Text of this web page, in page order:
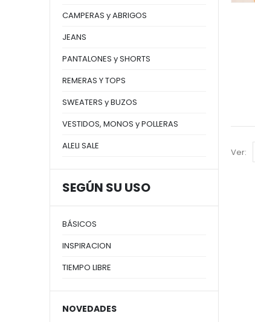
Ver:
CAMPERAS y ABRIGOS
JEANS
PANTALONES y SHORTS
REMERAS Y TOPS
SWEATERS y BUZOS
VESTIDOS, MONOS y POLLERAS
ALELI SALE
SEGÚN SU USO
BÁSICOS
INSPIRACION
TIEMPO LIBRE
NOVEDADES